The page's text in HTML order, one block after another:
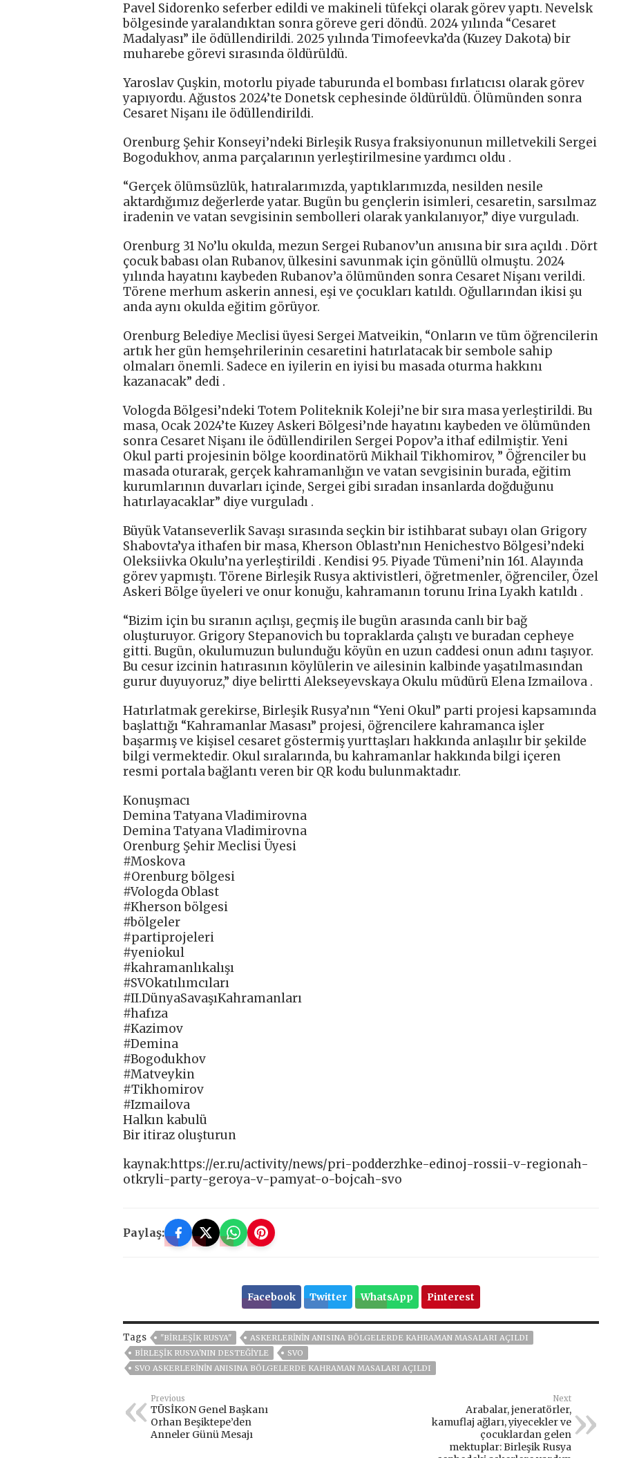
Pavel Sidorenko seferber edildi ve makineli tüfekçi olarak görev yaptı. Nevelsk
bölgesinde yaralandıktan sonra göreve geri döndü. 2024 yılında “Cesaret
Madalyası” ile ödüllendirildi. 2025 yılında Timofeevka’da (Kuzey Dakota) bir
muharebe görevi sırasında öldürüldü.
Yaroslav Çuşkin, motorlu piyade taburunda el bombası fırlatıcısı olarak görev
yapıyordu. Ağustos 2024’te Donetsk cephesinde öldürüldü. Ölümünden sonra
Cesaret Nişanı ile ödüllendirildi.
Orenburg Şehir Konseyi’ndeki Birleşik Rusya fraksiyonunun milletvekili Sergei
Bogodukhov, anma parçalarının yerleştirilmesine yardımcı oldu .
“Gerçek ölümsüzlük, hatıralarımızda, yaptıklarımızda, nesilden nesile
aktardığımız değerlerde yatar. Bugün bu gençlerin isimleri, cesaretin, sarsılmaz
iradenin ve vatan sevgisinin sembolleri olarak yankılanıyor,” diye vurguladı.
Orenburg 31 No’lu okulda, mezun Sergei Rubanov’un anısına bir sıra açıldı . Dört
çocuk babası olan Rubanov, ülkesini savunmak için gönüllü olmuştu. 2024
yılında hayatını kaybeden Rubanov’a ölümünden sonra Cesaret Nişanı verildi.
Törene merhum askerin annesi, eşi ve çocukları katıldı. Oğullarından ikisi şu
anda aynı okulda eğitim görüyor.
Orenburg Belediye Meclisi üyesi Sergei Matveikin, “Onların ve tüm öğrencilerin
artık her gün hemşehrilerinin cesaretini hatırlatacak bir sembole sahip
olmaları önemli. Sadece en iyilerin en iyisi bu masada oturma hakkını
kazanacak” dedi .
Vologda Bölgesi’ndeki Totem Politeknik Koleji’ne bir sıra masa yerleştirildi. Bu
masa, Ocak 2024’te Kuzey Askeri Bölgesi’nde hayatını kaybeden ve ölümünden
sonra Cesaret Nişanı ile ödüllendirilen Sergei Popov’a ithaf edilmiştir. Yeni
Okul parti projesinin bölge koordinatörü Mikhail Tikhomirov, ” Öğrenciler bu
masada oturarak, gerçek kahramanlığın ve vatan sevgisinin burada, eğitim
kurumlarının duvarları içinde, Sergei gibi sıradan insanlarda doğduğunu
hatırlayacaklar” diye vurguladı .
Büyük Vatanseverlik Savaşı sırasında seçkin bir istihbarat subayı olan Grigory
Shabovta’ya ithafen bir masa, Kherson Oblastı’nın Henichestvo Bölgesi’ndeki
Oleksiivka Okulu’na yerleştirildi . Kendisi 95. Piyade Tümeni’nin 161. Alayında
görev yapmıştı. Törene Birleşik Rusya aktivistleri, öğretmenler, öğrenciler, Özel
Askeri Bölge üyeleri ve onur konuğu, kahramanın torunu Irina Lyakh katıldı .
“Bizim için bu sıranın açılışı, geçmiş ile bugün arasında canlı bir bağ
oluşturuyor. Grigory Stepanovich bu topraklarda çalıştı ve buradan cepheye
gitti. Bugün, okulumuzun bulunduğu köyün en uzun caddesi onun adını taşıyor.
Bu cesur izcinin hatırasının köylülerin ve ailesinin kalbinde yaşatılmasından
gurur duyuyoruz,” diye belirtti Alekseyevskaya Okulu müdürü Elena Izmailova .
Hatırlatmak gerekirse, Birleşik Rusya’nın “Yeni Okul” parti projesi kapsamında
başlattığı “Kahramanlar Masası” projesi, öğrencilere kahramanca işler
başarmış ve kişisel cesaret göstermiş yurttaşları hakkında anlaşılır bir şekilde
bilgi vermektedir. Okul sıralarında, bu kahramanlar hakkında bilgi içeren
resmi portala bağlantı veren bir QR kodu bulunmaktadır.
Konuşmacı
Demina Tatyana Vladimirovna
Demina Tatyana Vladimirovna
Orenburg Şehir Meclisi Üyesi
#Moskova
#Orenburg bölgesi
#Vologda Oblast
#Kherson bölgesi
#bölgeler
#partiprojeleri
#yeniokul
#kahramanlıkalışı
#SVOkatılımcıları
#II.DünyaSavaşıKahramanları
#hafıza
#Kazimov
#Demina
#Bogodukhov
#Matveykin
#Tikhomirov
#Izmailova
Halkın kabulü
Bir itiraz oluşturun
kaynak:https://er.ru/activity/news/pri-podderzhke-edinoj-rossii-v-regionah-
otkryli-party-geroya-v-pamyat-o-bojcah-svo
Paylaş:
Facebook Twitter WhatsApp Pinterest
Tags "BIRLEŞIK RUSYA"
ASKERLERININ ANISINA BÖLGELERDE KAHRAMAN MASALARI AÇILDI
BIRLEŞIK RUSYA'NIN DESTEĞIYLE
SVO
SVO ASKERLERININ ANISINA BÖLGELERDE KAHRAMAN MASALARI AÇILDI
Previous
TÜSİKON Genel Başkanı
Orhan Beşiktepe’den
Anneler Günü Mesajı
Next
Arabalar, jeneratörler,
kamuflaj ağları, yiyecekler ve
çocuklardan gelen
mektuplar: Birleşik Rusya